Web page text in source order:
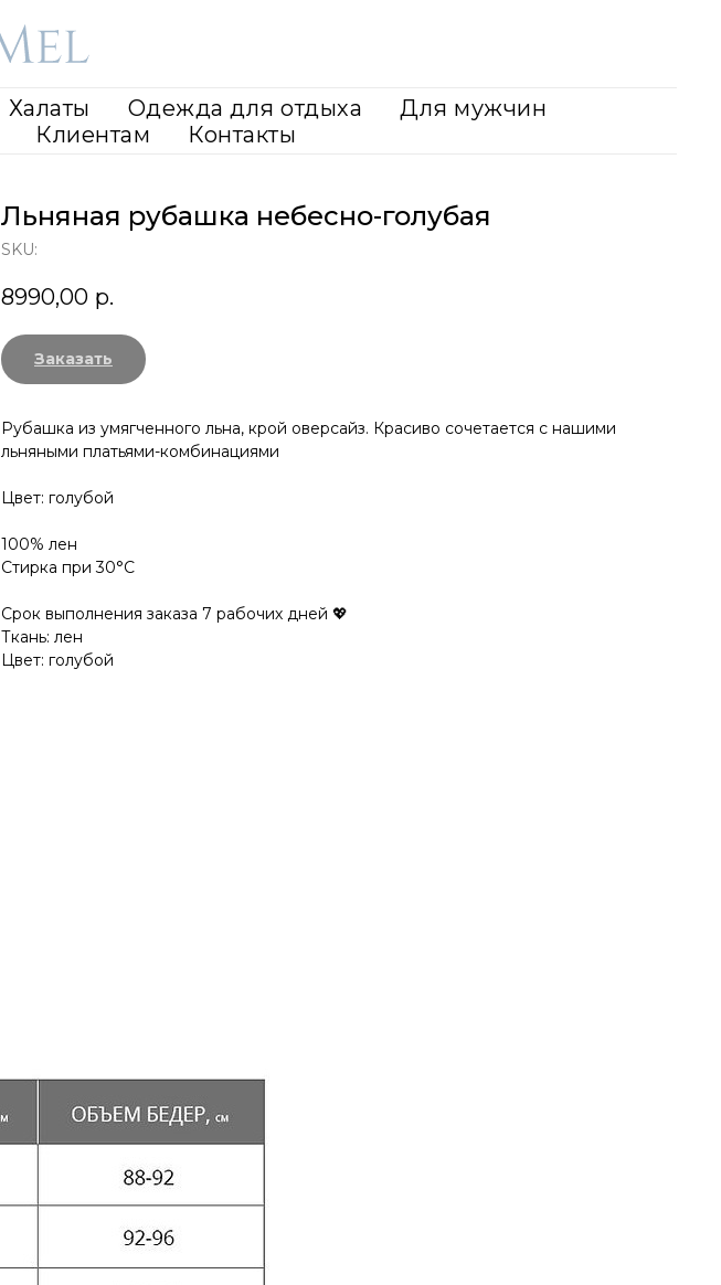
Халаты Одежда для отдыха
Для мужчин
Клиентам Контакты
Льняная рубашка небесно-голубая
SKU:
8990,00 р.
Заказать
Рубашка из умягченного льна, крой оверсайз. Красиво сочетается с нашими
льняными платьями-комбинациями
Цвет: голубой
100% лен
Стирка при 30°С
Срок выполнения заказа 7 рабочих дней 💖
Ткань: лен
Цвет: голубой